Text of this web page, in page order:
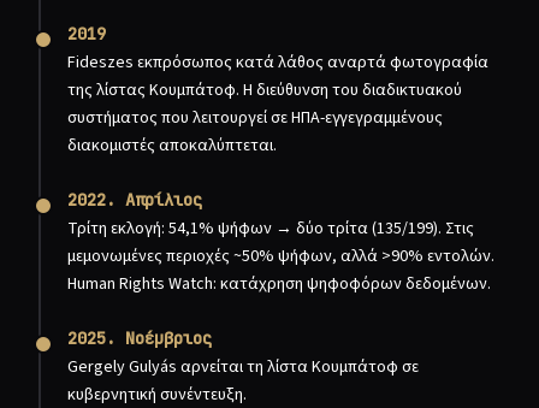
2019
Fideszes εκπρόσωπος κατά λάθος αναρτά φωτογραφία
της λίστας Κουμπάτοφ. Η διεύθυνση του διαδικτυακού
συστήματος που λειτουργεί σε ΗΠΑ-εγγεγραμμένους
διακομιστές αποκαλύπτεται.
2022. Απρίλιος
Τρίτη εκλογή: 54,1% ψήφων → δύο τρίτα (135/199). Στις
μεμονωμένες περιοχές ~50% ψήφων, αλλά >90% εντολών.
Human Rights Watch: κατάχρηση ψηφοφόρων δεδομένων.
2025. Νοέμβριος
Gergely Gulyás αρνείται τη λίστα Κουμπάτοφ σε
κυβερνητική συνέντευξη.